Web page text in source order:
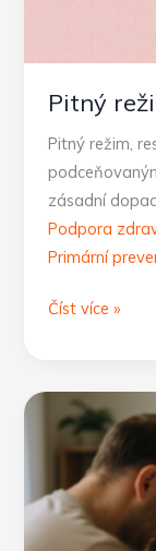
Pitný
Pitný režim,
zásadní
Podpora
Primární
Pitný
skryté
cukry
Číst více »